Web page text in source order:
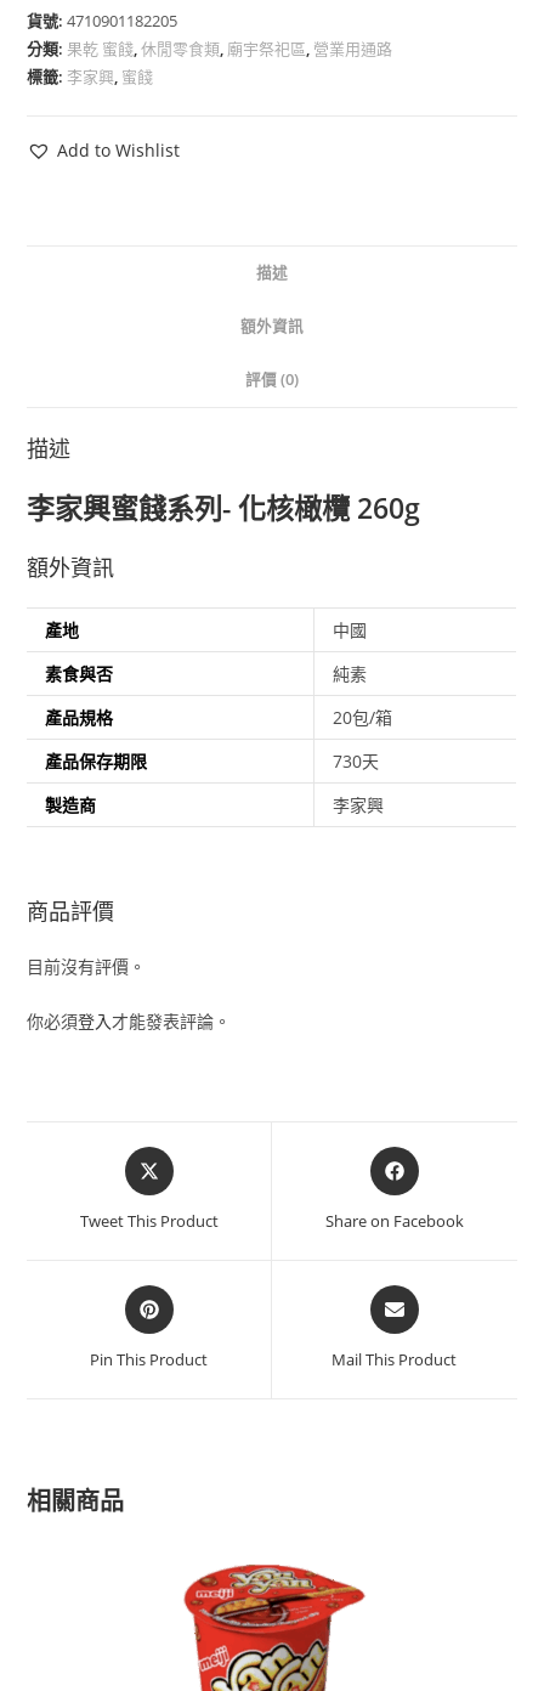
貨號:4710901182205
分類: 果乾 蜜餞,休閒零食類, 廟宇祭祀區, 營業用通路
標籤: 李家興, 蜜餞
Add to Wishlist
描述
額外資訊
評價 (0)
描述
李家興蜜餞系列- 化核橄欖 260g
額外資訊
產地
中國
素食與否
純素
產品規格
20包/箱
產品保存期限
730天
製造商
李家興
商品評價
目前沒有評價。
你必須登入才能發表評論。
Tweet This Product Share on Facebook
Pin This Product Mail This Product
相關商品